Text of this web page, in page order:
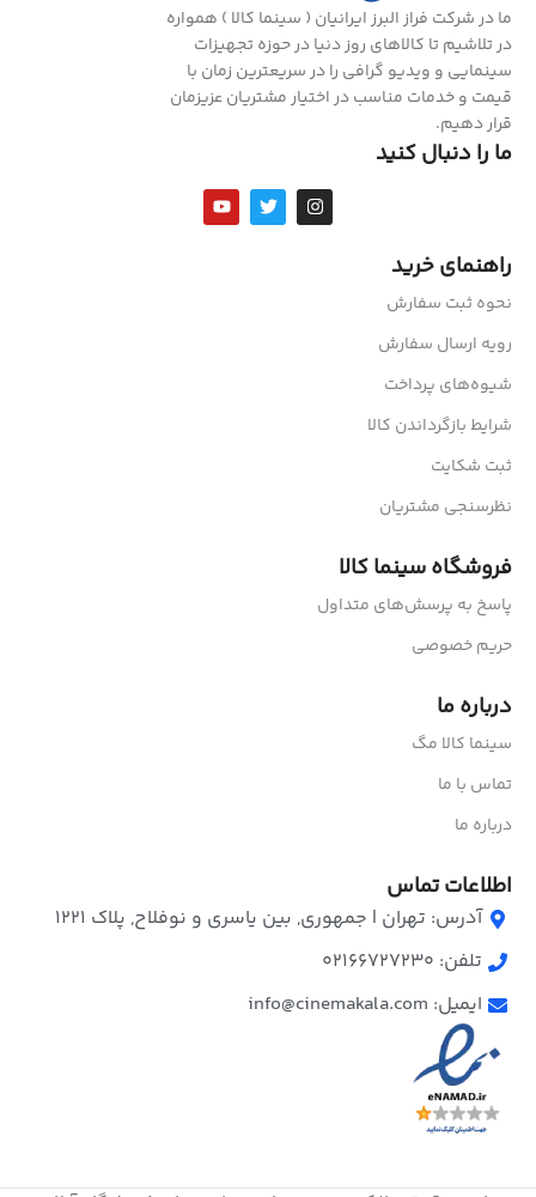
ما در شرکت فراز البرز ایرانیان ( سینما کالا ) همواره
در تلاشیم تا کالاهای روز دنیا در حوزه تجهیزات
سینمایی و ویدیو گرافی را در سریعترین زمان با
قیمت و خدمات مناسب در اختیار مشتریان عزیزمان
قرار دهیم.
ما را دنبال کنید
راهنمای خرید
نحوه ثبت سفارش
رویه ارسال سفارش
شیوه‌های پرداخت
شرایط بازگرداندن کالا
ثبت شکایت
نظرسنجی مشتریان
فروشگاه سینما کالا
پاسخ به پرسش‌های متداول
حریم خصوصی
درباره ما
سینما کالا مگ
تماس با ما
درباره ما
اطلاعات تماس
آدرس: تهران | جمهوری, بین یاسری و نوفلاح, پلاک ۱۲۲۱
تلفن: 02166727230
ایمیل: info@cinemakala.com